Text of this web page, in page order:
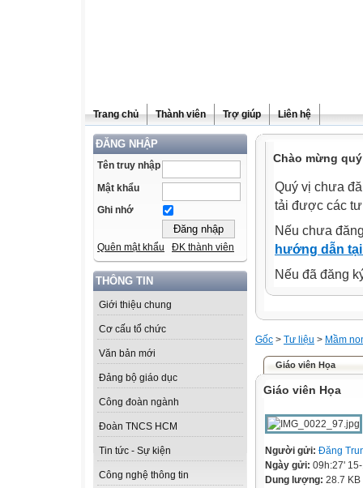
Trang chủ Thành viên Trợ giúp Liên hệ
ĐĂNG NHẬP
Tên truy nhập
Mật khẩu
Ghi nhớ
Quên mật khẩu ĐK thành viên
THÔNG TIN
Giới thiệu chung
Cơ cấu tổ chức
Văn bản mới
Đảng bộ giáo dục
Công đoàn ngành
Đoàn TNCS HCM
Tin tức - Sự kiện
Công nghệ thông tin
Chào mừng
Quý vị chưa
tải được các
Nếu chưa
hướng dẫn
Nếu đã đăng
Gốc > Tư liệu > Mầm
Giáo viên Họa
Giáo viên Họa
Người gửi: Đăng
Ngày gửi: 09h:27'
Dung lượng: 28.7 KB